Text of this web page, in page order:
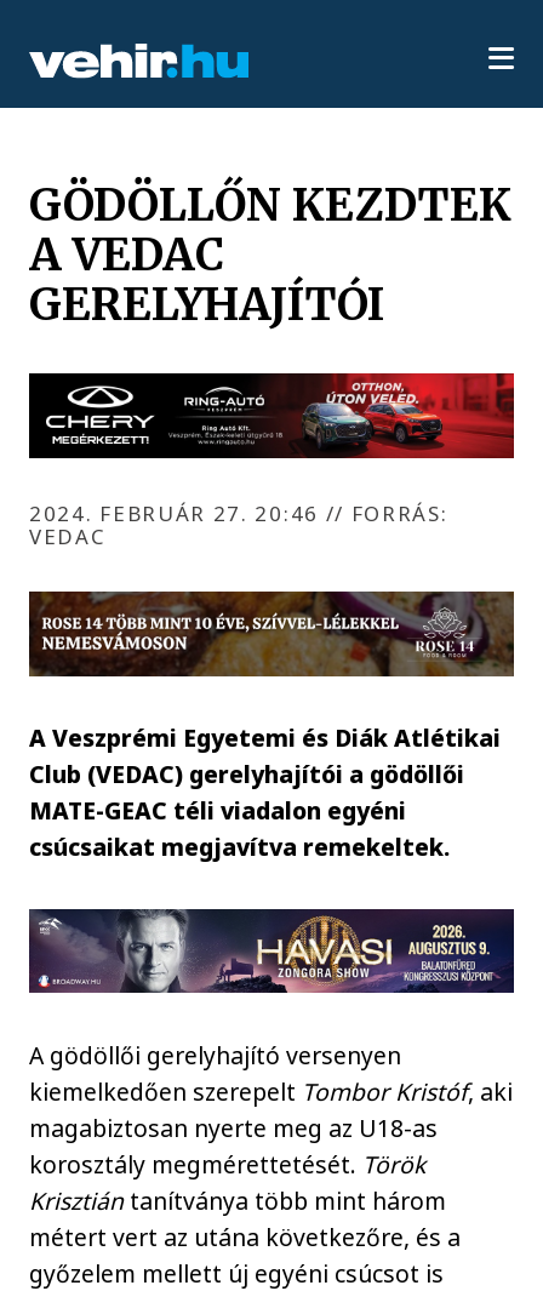
GÖDÖLLŐN KEZDTEK
A VEDAC
GERELYHAJÍTÓI
2024. FEBRUÁR 27. 20:46 // FORRÁS:
VEDAC
A Veszprémi Egyetemi és Diák Atlétikai
Club (VEDAC) gerelyhajítói a gödöllői
MATE-GEAC téli viadalon egyéni
csúcsaikat megjavítva remekeltek.
A gödöllői gerelyhajító versenyen
kiemelkedően szerepelt Tombor Kristóf, aki
magabiztosan nyerte meg az U18-as
korosztály megmérettetését. Török
Krisztiántanítványa több mint három
métert vert az utána következőre, és a
győzelem mellett új egyéni csúcsot is